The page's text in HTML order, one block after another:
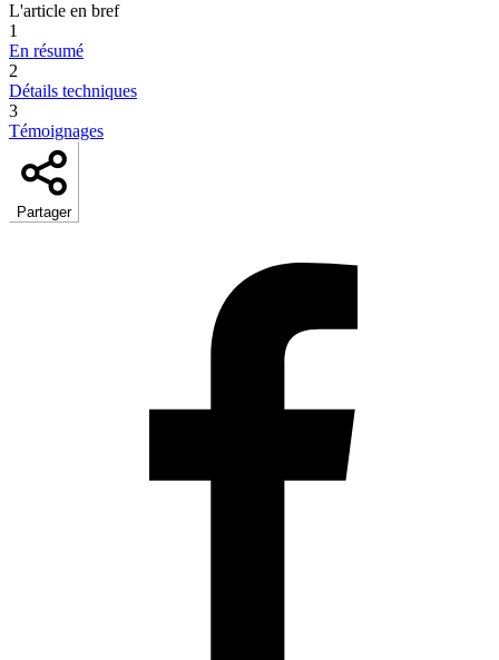
L'article en bref
1
En résumé
2
Détails techniques
3
Témoignages
Partager